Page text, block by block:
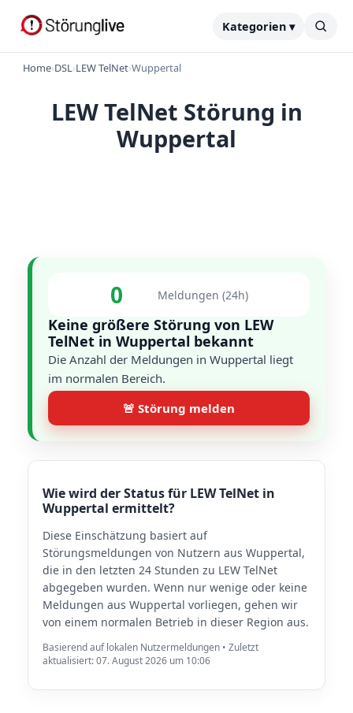
Kategorien ▾
Home›DSL›LEW TelNet›Wuppertal
LEW TelNet Störung in
Wuppertal
0 Meldungen (24h)
Keine größere Störung von LEW
TelNet in Wuppertal bekannt
Die Anzahl der Meldungen in Wuppertal liegt
im normalen Bereich.
🚨 Störung melden
Wie wird der Status für LEW TelNet in
Wuppertal ermittelt?
Diese Einschätzung basiert auf
Störungsmeldungen von Nutzern aus Wuppertal,
die in den letzten 24 Stunden zu LEW TelNet
abgegeben wurden. Wenn nur wenige oder keine
Meldungen aus Wuppertal vorliegen, gehen wir
von einem normalen Betrieb in dieser Region aus.
Basierend auf lokalen Nutzermeldungen • Zuletzt
aktualisiert: 07. August 2026 um 10:06